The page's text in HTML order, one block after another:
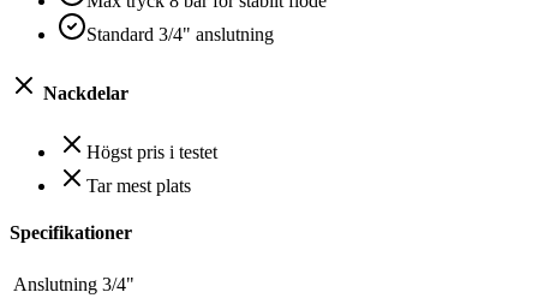
Standard 3/4" anslutning
Nackdelar
Högst pris i testet
Tar mest plats
Specifikationer
Anslutning 3/4"